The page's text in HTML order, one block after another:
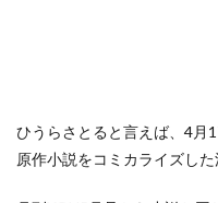
ひうらさとると言えば、4月
原作小説をコミカライズし